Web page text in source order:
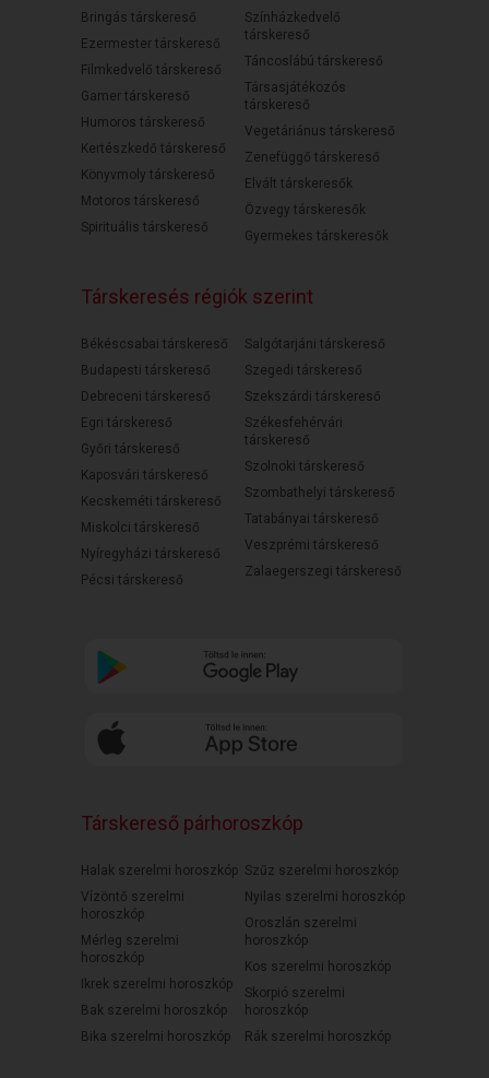
Bringás társkereső
Ezermester társkereső
Filmkedvelő társkereső
Gamer társkereső
Humoros társkereső
Kertészkedő társkereső
Könyvmoly társkereső
Motoros társkereső
Spirituális társkereső
Színházkedvelő
társkereső
Táncoslábú társkereső
Társasjátékozós
társkereső
Vegetáriánus társkereső
Zenefüggő társkereső
Elvált társkeresők
Özvegy társkeresők
Gyermekes társkeresők
Társkeresés régiók szerint
Békéscsabai társkereső
Budapesti társkereső
Debreceni társkereső
Egri társkereső
Győri társkereső
Kaposvári társkereső
Kecskeméti társkereső
Miskolci társkereső
Nyíregyházi társkereső
Pécsi társkereső
Salgótarjáni társkereső
Szegedi társkereső
Szekszárdi társkereső
Székesfehérvári
társkereső
Szolnoki társkereső
Szombathelyi társkereső
Tatabányai társkereső
Veszprémi társkereső
Zalaegerszegi társkereső
Társkereső párhoroszkóp
Halak szerelmi horoszkóp
Vízöntő szerelmi
horoszkóp
Mérleg szerelmi
horoszkóp
Ikrek szerelmi horoszkóp
Bak szerelmi horoszkóp
Bika szerelmi horoszkóp
Szűz szerelmi horoszkóp
Nyilas szerelmi horoszkóp
Oroszlán szerelmi
horoszkóp
Kos szerelmi horoszkóp
Skorpió szerelmi
horoszkóp
Rák szerelmi horoszkóp